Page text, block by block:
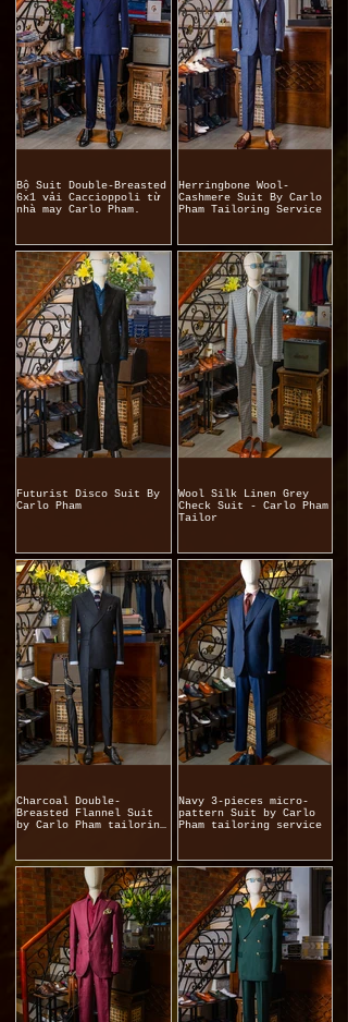
Bộ Suit Double-Breasted
6x1 vải Caccioppoli từ
nhà may Carlo Pham.
Herringbone Wool-
Cashmere Suit By Carlo
Pham Tailoring Service
Futurist Disco Suit By
Carlo Pham
Wool Silk Linen Grey
Check Suit - Carlo Pham
Tailor
Charcoal Double-
Breasted Flannel Suit
by Carlo Pham tailoring
Navy 3-pieces micro-
pattern Suit by Carlo
Pham tailoring service